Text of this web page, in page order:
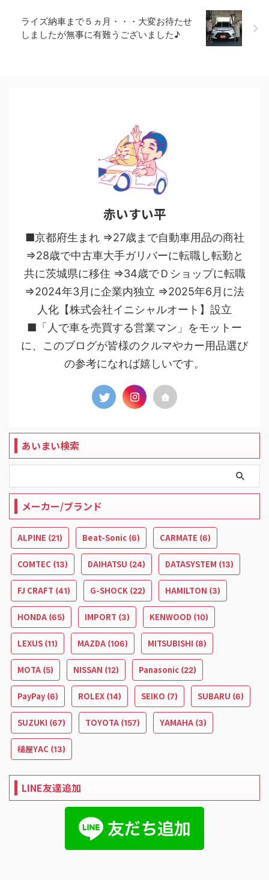
ライズ納車まで５ヵ月・・・大変お待たせ
しましたが無事に有難うございました♪
赤いすい平
■京都府生まれ ⇒27歳まで自動車用品の商社
⇒28歳で中古車大手ガリバーに転職し転勤と
共に茨城県に移住 ⇒34歳でＤショップに転職
⇒2024年3月に企業内独立 ⇒2025年6月に法
人化【株式会社イニシャルオート】設立
■「人で車を売買する営業マン」をモットー
に、このブログが皆様のクルマやカー用品選び
の参考になれば嬉しいです。
あいまい検索
メーカー/ブランド
ALPINE (21) Beat-Sonic (6) CARMATE (6)
COMTEC (13) DAIHATSU (24) DATASYSTEM (13)
FJ CRAFT (41) G-SHOCK (22) HAMILTON (3)
HONDA (65) IMPORT (3) KENWOOD (10)
LEXUS (11) MAZDA (106) MITSUBISHI (8)
MOTA (5) NISSAN (12) Panasonic (22)
PayPay(6) ROLEX (14) SEIKO (7) SUBARU (6)
SUZUKI (67) TOYOTA (157) YAMAHA (3)
槌屋YAC (13)
LINE友達追加